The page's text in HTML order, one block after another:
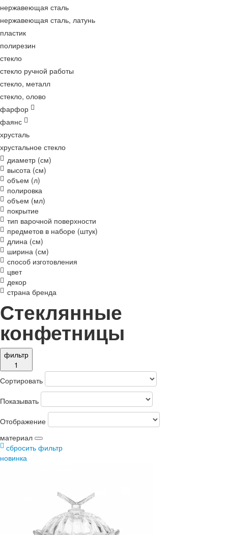
нержавеющая сталь
нержавеющая сталь, латунь
пластик
полирезин
стекло
стекло ручной работы
стекло, металл
стекло, олово
фарфор
фаянс
хрусталь
хрустальное стекло
диаметр (см)
высота (см)
объем (л)
полировка
объем (мл)
покрытие
тип варочной поверхности
предметов в наборе (штук)
длина (см)
ширина (см)
способ изготовления
цвет
декор
страна бренда
Стеклянные
конфетницы
фильтр
1
Сортировать
Показывать
Отображение
материал
сбросить фильтр
новинка